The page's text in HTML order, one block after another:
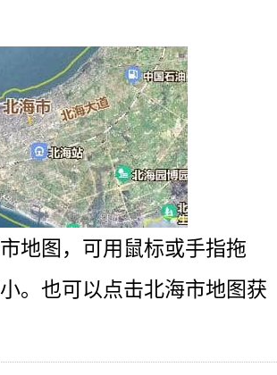
地图，可用鼠标或手指拖
。也可以点击北海市地图获